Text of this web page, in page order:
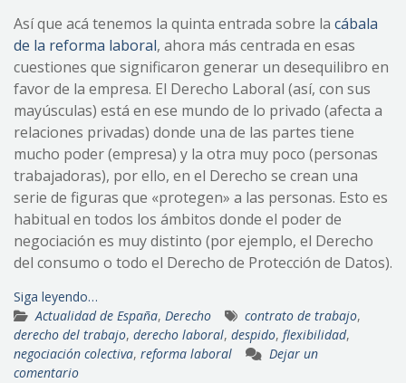
Así que acá tenemos la quinta entrada sobre la cábala
de la reforma laboral, ahora más centrada en esas
cuestiones que significaron generar un desequilibro en
favor de la empresa. El Derecho Laboral (así, con sus
mayúsculas) está en ese mundo de lo privado (afecta a
relaciones privadas) donde una de las partes tiene
mucho poder (empresa) y la otra muy poco (personas
trabajadoras), por ello, en el Derecho se crean una
serie de figuras que «protegen» a las personas. Esto es
habitual en todos los ámbitos donde el poder de
negociación es muy distinto (por ejemplo, el Derecho
del consumo o todo el Derecho de Protección de Datos).
Siga leyendo…
Actualidad de España, Derecho contrato de trabajo,
derecho del trabajo, derecho laboral, despido, flexibilidad,
negociación colectiva, reforma laboral
Dejar un
comentario